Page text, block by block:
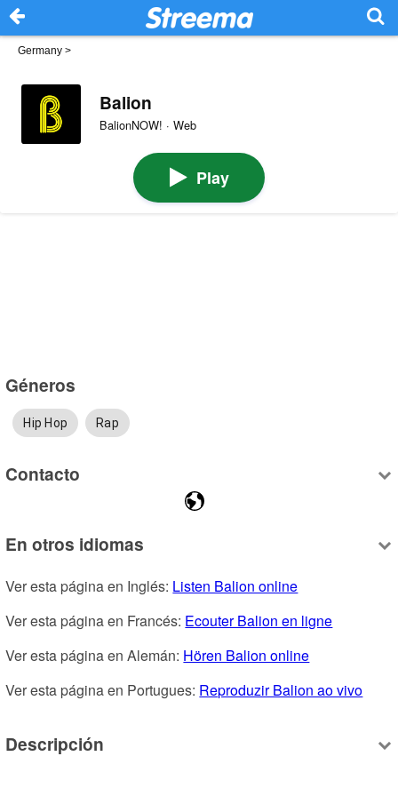
Germany >
Balion
BalionNOW! · Web
Play
Géneros
Hip Hop Rap
Contacto
En otros idiomas
Ver esta página en Inglés: Listen Balion online
Ver esta página en Francés: Ecouter Balion en ligne
Ver esta página en Alemán: Hören Balion online
Ver esta página en Portugues: Reproduzir Balion ao vivo
Descripción